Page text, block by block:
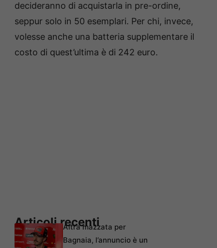
decideranno di acquistarla in pre-ordine,
seppur solo in 50 esemplari. Per chi, invece,
volesse anche una batteria supplementare il
costo di quest’ultima è di 242 euro.
Articoli recenti
Altra mazzata per
Bagnaia, l’annuncio è un